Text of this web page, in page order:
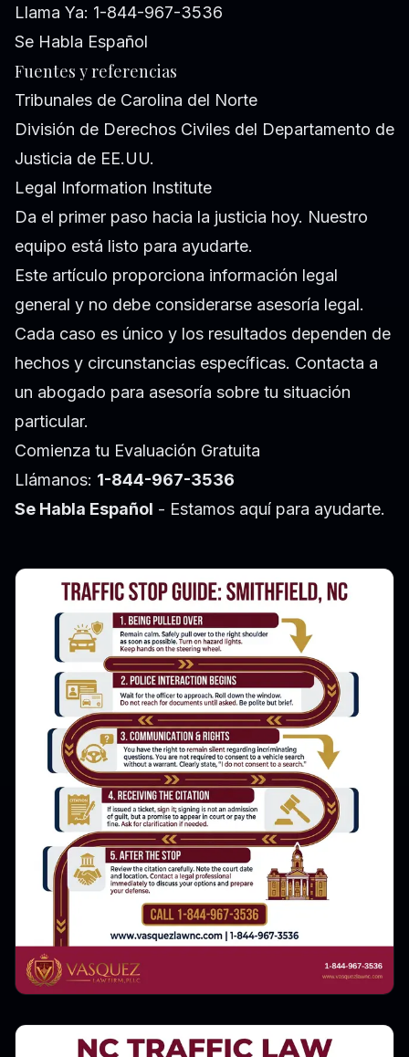
Llama Ya: 1-844-967-3536
Se Habla Español
Fuentes y referencias
Tribunales de Carolina del Norte
División de Derechos Civiles del Departamento de
Justicia de EE.UU.
Legal Information Institute
Da el primer paso hacia la justicia hoy. Nuestro
equipo está listo para ayudarte.
Este artículo proporciona información legal
general y no debe considerarse asesoría legal.
Cada caso es único y los resultados dependen de
hechos y circunstancias específicas. Contacta a
un abogado para asesoría sobre tu situación
particular.
Comienza tu Evaluación Gratuita
Llámanos: 1-844-967-3536
Se Habla Español - Estamos aquí para ayudarte.